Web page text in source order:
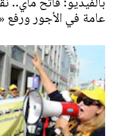
عامة في الأجور ورفع